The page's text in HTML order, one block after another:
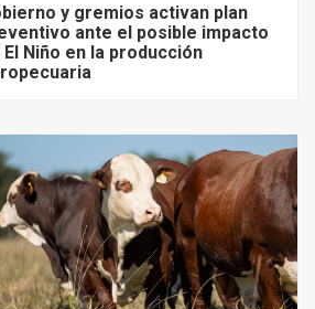
y gremios activan plan
ante el posible impacto
El Niño en la producción